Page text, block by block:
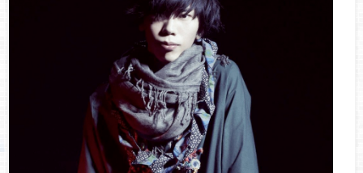
米津玄師『まちがいさがし』がドラマ『パーフェクトワール
ド』の主題歌に決定！ドラマのあらすじ、放送日など徹底調
査！
米津玄師の顔がカッコよくてイケメン！最近顔が変わった？
【徹底調査】